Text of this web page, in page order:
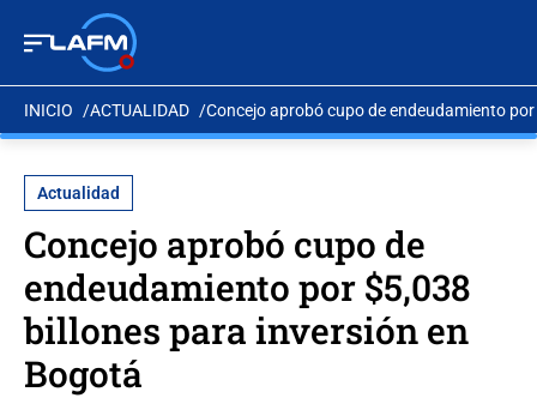
INICIO ACTUALIDAD Concejo aprobó cupo de endeudamiento
Actualidad
Concejo aprobó cupo de
endeudamiento por $5,038
billones para inversión en
Bogotá